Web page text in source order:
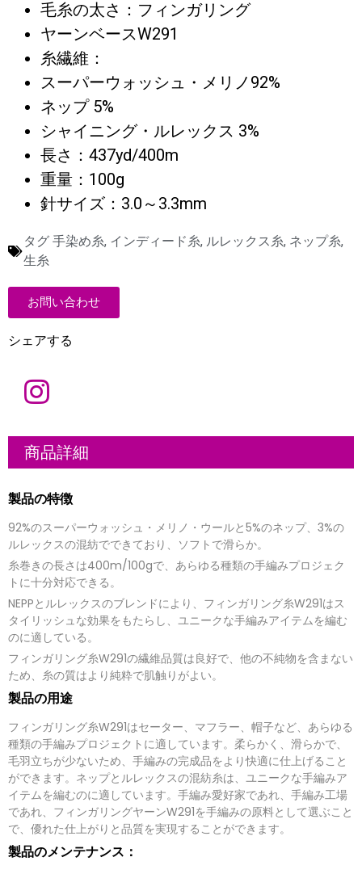
毛糸の太さ：フィンガリング
ヤーンベースW291
糸繊維：
スーパーウォッシュ・メリノ92%
ネップ 5%
シャイニング・ルレックス 3%
長さ：437yd/400m
重量：100g
針サイズ：3.0～3.3mm
タグ 手染め糸, インディード糸, ルレックス糸, ネップ糸,
生糸
電
ー
メ
ッ
セ
ー
*
お問い合わせ
シェアする
商品詳細
製品の特徴
92%のスーパーウォッシュ・メリノ・ウールと5%のネップ、3%の
ルレックスの混紡でできており、ソフトで滑らか。
糸巻きの長さは400m/100gで、あらゆる種類の手編みプロジェク
トに十分対応できる。
NEPPとルレックスのブレンドにより、フィンガリング糸W291はス
タイリッシュな効果をもたらし、ユニークな手編みアイテムを編む
のに適している。
フィンガリング糸W291の繊維品質は良好で、他の不純物を含まない
ため、糸の質はより純粋で肌触りがよい。
製品の用途
フィンガリング糸W291はセーター、マフラー、帽子など、あらゆる
種類の手編みプロジェクトに適しています。柔らかく、滑らかで、
毛羽立ちが少ないため、手編みの完成品をより快適に仕上げること
ができます。ネップとルレックスの混紡糸は、ユニークな手編みア
イテムを編むのに適しています。手編み愛好家であれ、手編み工場
であれ、フィンガリングヤーンW291を手編みの原料として選ぶこと
で、優れた仕上がりと品質を実現することができます。
製品のメンテナンス：